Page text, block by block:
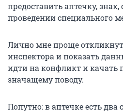
предоставить аптечку,
проведении специального
Лично мне проще
инспектора и показать
идти на конфликт и качать
значащему поводу.
Попутно: в аптечке есть два